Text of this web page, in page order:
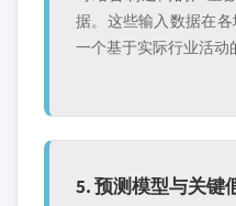
据。这些输入数据在
一个基于实际行业活动
5. 预测模型与关键